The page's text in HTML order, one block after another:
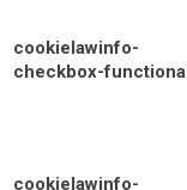
cookielawinfo-
checkbox-functional
cookielawinfo-